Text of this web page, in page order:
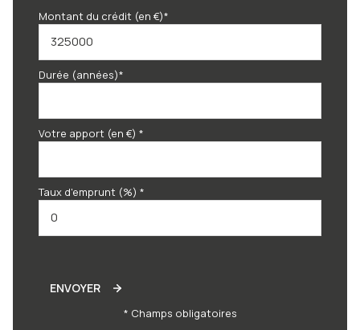
Montant du crédit (en €)*
Durée (années)*
Votre apport (en €) *
Taux d'emprunt (%) *
ENVOYER
* Champs obligatoires